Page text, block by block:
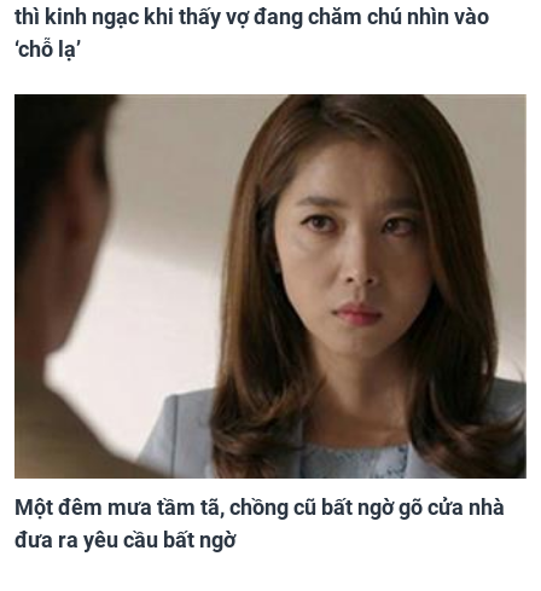
thì kinh ngạc khi thấy vợ đang chăm chú nhìn vào
‘chỗ lạ’
Một đêm mưa tầm tã, chồng cũ bất ngờ gõ cửa nhà
đưa ra yêu cầu bất ngờ